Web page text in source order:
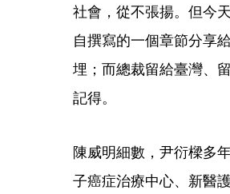
社會，從不張揚。但今
自撰寫的一個章節分享
埋；而總裁留給臺灣、
記得。
陳威明細數，尹衍樑多
子癌症治療中心、新醫